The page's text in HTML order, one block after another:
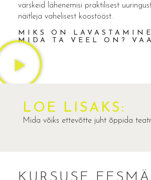
värskeid lähenemisi praktilisest
näitleja vahelisest koostööst.
MIKS ON
MIDA TA VEEL ON?
LOE LISAKS:
Mida võiks ettevõtte juht õppida